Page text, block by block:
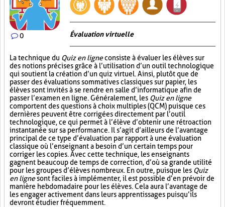
0 Évaluation virtuelle
La technique du Quiz en ligneconsiste à évaluer les élèves sur
des notions précises grâce à l’utilisation d’un outil technologique
qui soutient la création d’un quiz virtuel. Ainsi, plutôt que de
passer des évaluations sommatives classiques sur papier, les
élèves sont invités à se rendre en salle d’informatique afin de
passer l’examen en ligne. Généralement, les Quiz en ligne
comportent des questions à choix multiples (QCM) puisque ces
dernières peuvent être corrigées directement par l’outil
technologique, ce qui permet à l’élève d’obtenir une rétroaction
instantanée sur sa performance. Il s’agit d’ailleurs de l’avantage
principal de ce type d’évaluation par rapport à une évaluation
classique où l’enseignant a besoin d’un certain temps pour
corriger les copies. Avec cette technique, les enseignants
gagnent beaucoup de temps de correction, d’où sa grande utilité
pour les groupes d’élèves nombreux. En outre, puisque les Quiz
en lignesont faciles à implémenter, il est possible d’en prévoir de
manière hebdomadaire pour les élèves. Cela aura l’avantage de
les engager activement dans leurs apprentissages puisqu’ils
devront étudier fréquemment.